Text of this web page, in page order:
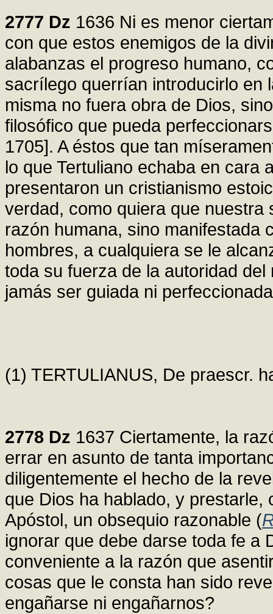
2777 Dz 1636 Ni es menor
con que estos enemigos de la
alabanzas el progreso humano,
sacrílego querrían introducirlo en
misma no fuera obra de Dios,
filosófico que pueda
1705]. A éstos que tan
lo que Tertuliano echaba en cara
presentaron un cristianismo
verdad, como quiera que
razón humana, sino manifestada
hombres, a cualquiera se le
toda su fuerza de la autoridad
jamás ser guiada ni
(1) TERTULIANUS, De praescr.
2778 Dz 1637 Ciertamente, la
errar en asunto de tanta
diligentemente el hecho de la
que Dios ha hablado, y
Apóstol, un obsequio razonable (
ignorar que debe darse toda fe a
conveniente a la razón que
cosas que le consta han sido
engañarse ni engañarnos?